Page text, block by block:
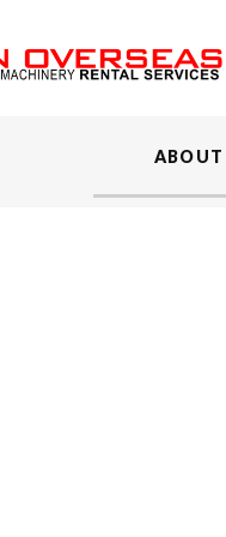
ABOUT